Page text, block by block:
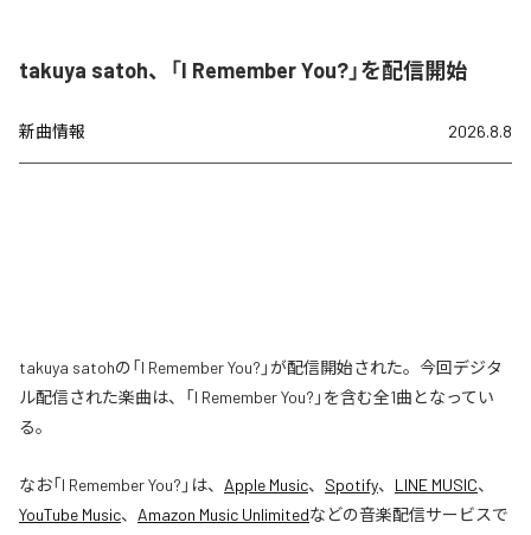
takuya satoh、「I Remember You?」を配信開始
新曲情報 2026.8.8
takuya satohの「I Remember You?」が配信開始された。今回デジタ
ル配信された楽曲は、「I Remember You?」を含む全1曲となってい
る。
なお「I Remember You? 」は、 Apple Music、 Spotify、 LINE MUSIC、
YouTube Music、 Amazon Music Unlimitedなどの音楽配信サービスで